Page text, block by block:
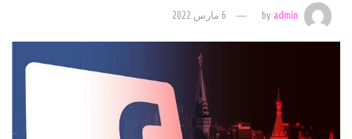
byadmin 6 مارس 2022